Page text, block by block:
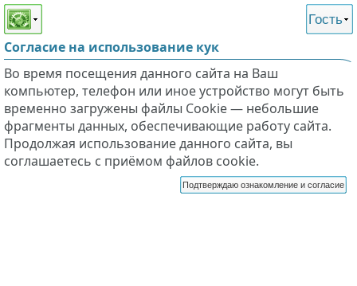
Этот сайт поддерживает
слабовидящих
Гость
Согласие на использование кук
Во время посещения данного сайта на Ваш
компьютер, телефон или иное устройство могут быть
временно загружены файлы Cookie — небольшие
фрагменты данных, обеспечивающие работу сайта.
Продолжая использование данного сайта, вы
соглашаетесь с приёмом файлов cookie.
Подтверждаю ознакомление и согласие